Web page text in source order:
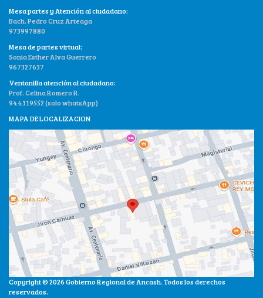
Mesa partes y Atención al ciudadano:
Bach. Pedro Cruz Arteaga
973997880
Mesa de partes virtual:
Sonia Esther Alva Guerrero
967327637
Ventanilla atención al ciudadano:
Prof. Celina Romero R.
944119552 (solo whatsApp)
MAPA DE LOCALIZACION
Copyright © 2026 Gobierno Regional de Ancash. Todos los derechos
reservados.